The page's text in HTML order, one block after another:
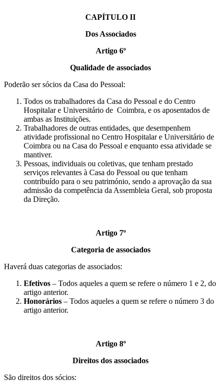
CAPÍTULO II
Dos Associados
Artigo 6º
Qualidade de associados
Poderão ser sócios da Casa do Pessoal:
Todos os trabalhadores da Casa do Pessoal e do Centro
Hospitalar e Universitário de Coimbra, e os aposentados de
ambas as Instituições.
Trabalhadores de outras entidades, que desempenhem
atividade profissional no Centro Hospitalar e Universitário de
Coimbra ou na Casa do Pessoal e enquanto essa atividade se
mantiver.
Pessoas, individuais ou coletivas, que tenham prestado
serviços relevantes à Casa do Pessoal ou que tenham
contribuído para o seu património, sendo a aprovação da sua
admissão da competência da Assembleia Geral, sob proposta
da Direção.
Artigo 7º
Categoria de associados
Haverá duas categorias de associados:
Efetivos – Todos aqueles a quem se refere o número 1 e 2, do
artigo anterior.
Honorários – Todos aqueles a quem se refere o número 3 do
artigo anterior.
Artigo 8º
Direitos dos associados
São direitos dos sócios: